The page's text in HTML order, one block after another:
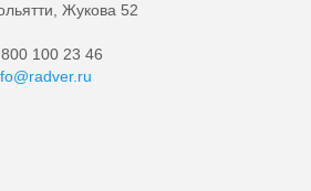
Жукова 52
100 23 46